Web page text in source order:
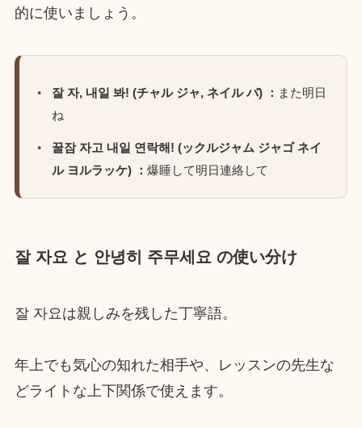
的に使いましょう。
잘 자, 내일 봐! (チャル ジャ, ネイル バ) ： また明日
ね
꿀잠 자고 내일 연락해! (ックルジャム ジャゴ ネイ
ル ヨルラッケ) ： 爆睡して明日連絡して
잘 자요 と 안녕히 주무세요 の使い分け
잘 자요は親しみを残した丁寧語。
年上でも気心の知れた相手や、レッスンの先生な
どライトな上下関係で使えます。